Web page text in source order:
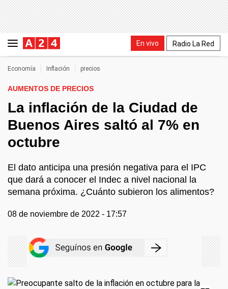
En vivo Radio La Red
Economía Inflación precios
AUMENTOS DE PRECIOS
La inflación de la Ciudad de
Buenos Aires saltó al 7% en
octubre
El dato anticipa una presión negativa para el IPC
que dará a conocer el Indec a nivel nacional la
semana próxima. ¿Cuánto subieron los alimentos?
08 de noviembre de 2022 - 17:57